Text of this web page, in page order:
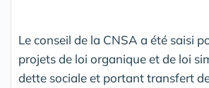
Le conseil de la CNSA a été saisi
projets de loi organique et de loi
dette sociale et portant transfert